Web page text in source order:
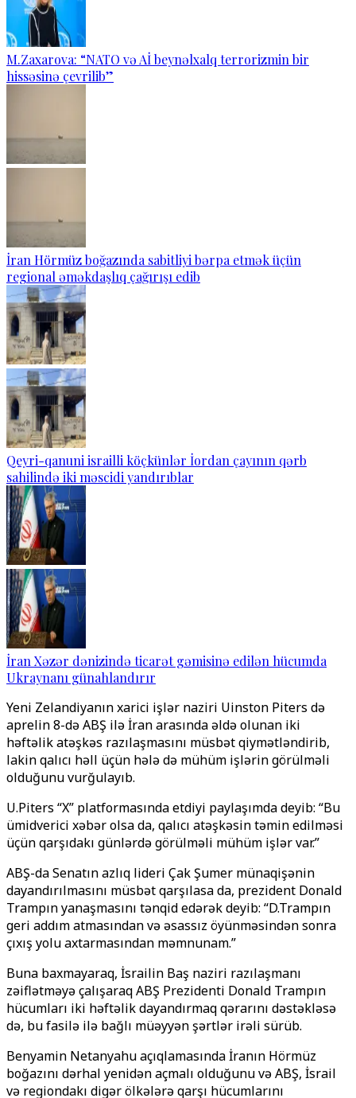
M.Zaxarova: “NATO və Aİ beynəlxalq terrorizmin bir
hissəsinə çevrilib”
İran Hörmüz boğazında sabitliyi bərpa etmək üçün
regional əməkdaşlıq çağırışı edib
Qeyri-qanuni israilli köçkünlər İordan çayının qərb
sahilində iki məscidi yandırıblar
İran Xəzər dənizində ticarət gəmisinə edilən hücumda
Ukraynanı günahlandırır
Yeni Zelandiyanın xarici işlər naziri Uinston Piters də
aprelin 8-də ABŞ ilə İran arasında əldə olunan iki
həftəlik atəşkəs razılaşmasını müsbət qiymətləndirib,
lakin qalıcı həll üçün hələ də mühüm işlərin görülməli
olduğunu vurğulayıb.
U.Piters “X” platformasında etdiyi paylaşımda deyib: “Bu
ümidverici xəbər olsa da, qalıcı atəşkəsin təmin edilməsi
üçün qarşıdakı günlərdə görülməli mühüm işlər var.”
ABŞ-da Senatın azlıq lideri Çak Şumer münaqişənin
dayandırılmasını müsbət qarşılasa da, prezident Donald
Trampın yanaşmasını tənqid edərək deyib: “D.Trampın
geri addım atmasından və əsassız öyünməsindən sonra
çıxış yolu axtarmasından məmnunam.”
Buna baxmayaraq, İsrailin Baş naziri razılaşmanı
zəiflətməyə çalışaraq ABŞ Prezidenti Donald Trampın
hücumları iki həftəlik dayandırmaq qərarını dəstəkləsə
də, bu fasilə ilə bağlı müəyyən şərtlər irəli sürüb.
Benyamin Netanyahu açıqlamasında İranın Hörmüz
boğazını dərhal yenidən açmalı olduğunu və ABŞ, İsrail
və regiondakı digər ölkələrə qarşı hücumlarını